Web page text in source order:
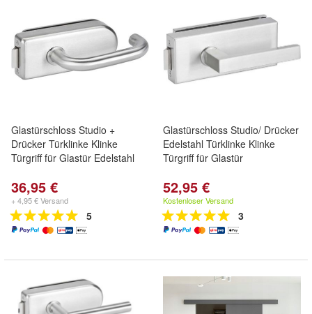
Glastürschloss Studio +
Drücker Türklinke Klinke
Türgriff für Glastür Edelstahl
36,95 €
+ 4,95 € Versand
5
Glastürschloss Studio/ Drücker
Edelstahl Türklinke Klinke
Türgriff für Glastür
52,95 €
Kostenloser Versand
3